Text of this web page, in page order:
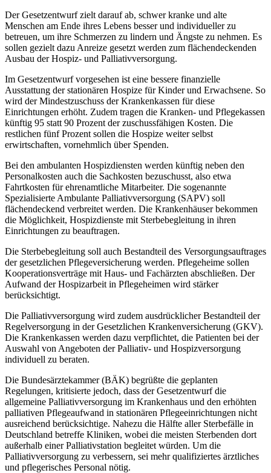
Der Gesetzentwurf zielt darauf ab, schwer kranke und alte
Menschen am Ende ihres Lebens besser und individueller zu
betreuen, um ihre Schmerzen zu lindern und Ängste zu nehmen. Es
sollen gezielt dazu Anreize gesetzt werden zum flächendeckenden
Ausbau der Hospiz- und Palliativversorgung.
Im Gesetzentwurf vorgesehen ist eine bessere finanzielle
Ausstattung der stationären Hospize für Kinder und Erwachsene. So
wird der Mindestzuschuss der Krankenkassen für diese
Einrichtungen erhöht. Zudem tragen die Kranken- und Pflegekassen
künftig 95 statt 90 Prozent der zuschussfähigen Kosten. Die
restlichen fünf Prozent sollen die Hospize weiter selbst
erwirtschaften, vornehmlich über Spenden.
Bei den ambulanten Hospizdiensten werden künftig neben den
Personalkosten auch die Sachkosten bezuschusst, also etwa
Fahrtkosten für ehrenamtliche Mitarbeiter. Die sogenannte
Spezialisierte Ambulante Palliativversorgung (SAPV) soll
flächendeckend verbreitet werden. Die Krankenhäuser bekommen
die Möglichkeit, Hospizdienste mit Sterbebegleitung in ihren
Einrichtungen zu beauftragen.
Die Sterbebegleitung soll auch Bestandteil des Versorgungsauftrages
der gesetzlichen Pflegeversicherung werden. Pflegeheime sollen
Kooperationsverträge mit Haus- und Fachärzten abschließen. Der
Aufwand der Hospizarbeit in Pflegeheimen wird stärker
berücksichtigt.
Die Palliativversorgung wird zudem ausdrücklicher Bestandteil der
Regelversorgung in der Gesetzlichen Krankenversicherung (GKV).
Die Krankenkassen werden dazu verpflichtet, die Patienten bei der
Auswahl von Angeboten der Palliativ- und Hospizversorgung
individuell zu beraten.
Die Bundesärztekammer (BÄK) begrüßte die geplanten
Regelungen, kritisierte jedoch, dass der Gesetzentwurf die
allgemeine Palliativversorgung im Krankenhaus und den erhöhten
palliativen Pflegeaufwand in stationären Pflegeeinrichtungen nicht
ausreichend berücksichtige. Nahezu die Hälfte aller Sterbefälle in
Deutschland betreffe Kliniken, wobei die meisten Sterbenden dort
außerhalb einer Palliativstation begleitet würden. Um die
Palliativversorgung zu verbessern, sei mehr qualifiziertes ärztliches
und pflegerisches Personal nötig.